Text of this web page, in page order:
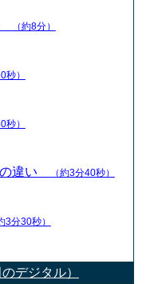
（約8分）
秒）
秒）
の違い （約3分40秒）
3分30秒）
デジタル）